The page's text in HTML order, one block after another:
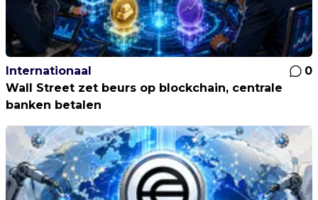
Internationaal
0
Wall Street zet beurs op blockchain, centrale
banken betalen